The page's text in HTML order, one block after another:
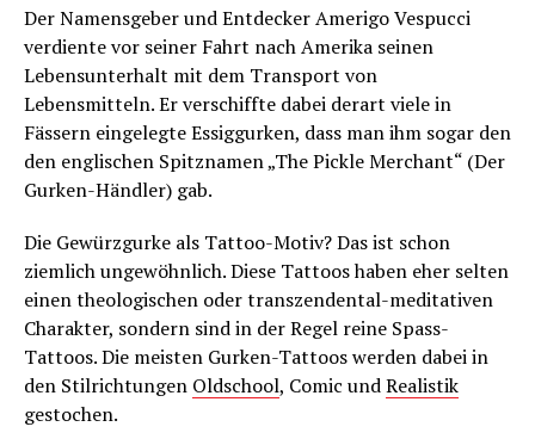
Der Namensgeber und Entdecker Amerigo Vespucci
verdiente vor seiner Fahrt nach Amerika seinen
Lebensunterhalt mit dem Transport von
Lebensmitteln. Er verschiffte dabei derart viele in
Fässern eingelegte Essiggurken, dass man ihm sogar den
den englischen Spitznamen „The Pickle Merchant“ (Der
Gurken-Händler) gab.
Die Gewürzgurke als Tattoo-Motiv? Das ist schon
ziemlich ungewöhnlich. Diese Tattoos haben eher selten
einen theologischen oder transzendental-meditativen
Charakter, sondern sind in der Regel reine Spass-
Tattoos. Die meisten Gurken-Tattoos werden dabei in
den Stilrichtungen Oldschool, Comic undRealistik
gestochen.